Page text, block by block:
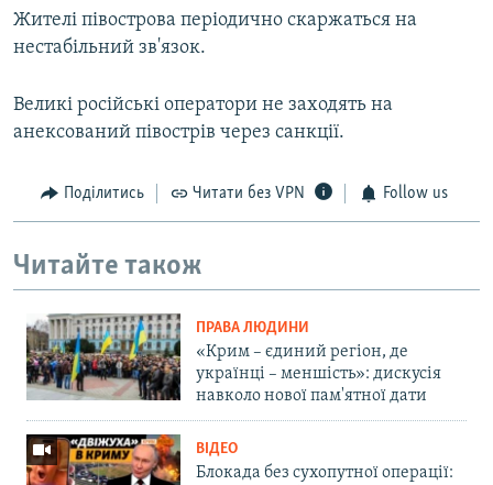
Жителі півострова періодично скаржаться на
нестабільний зв'язок.
Великі російські оператори не заходять на
анексований півострів через санкції.
Поділитись Читати без VPN Follow us
Читайте також
ПРАВА ЛЮДИНИ
«Крим – єдиний регіон, де
українці – меншість»: дискусія
навколо нової пам'ятної дати
ВІДЕО
Блокада без сухопутної операції: